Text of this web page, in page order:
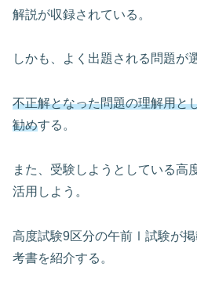
解説が収録されている。
しかも、よく出題される問題が
不正解となった問題の理解用と
勧めする。
また、受験しようとしている高
活用しよう。
高度試験9区分の午前Ⅰ試験が
考書を紹介する。